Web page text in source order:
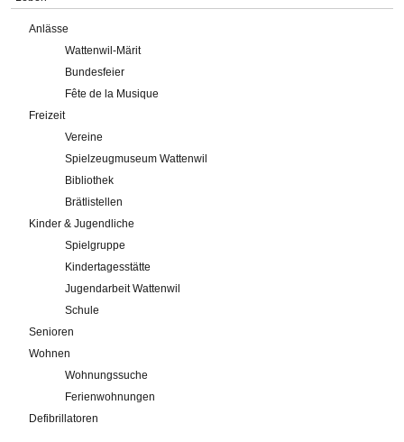
Anlässe
Wattenwil-Märit
Bundesfeier
Fête de la Musique
Freizeit
Vereine
Spielzeugmuseum Wattenwil
Bibliothek
Brätlistellen
Kinder & Jugendliche
Spielgruppe
Kindertagesstätte
Jugendarbeit Wattenwil
Schule
Senioren
Wohnen
Wohnungssuche
Ferienwohnungen
Defibrillatoren